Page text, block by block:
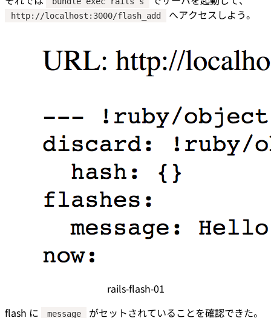
http://localhost:3000/flash_add へアクセスしよう。
rails-flash-01
flash に
message
がセットされていることを確認できた。